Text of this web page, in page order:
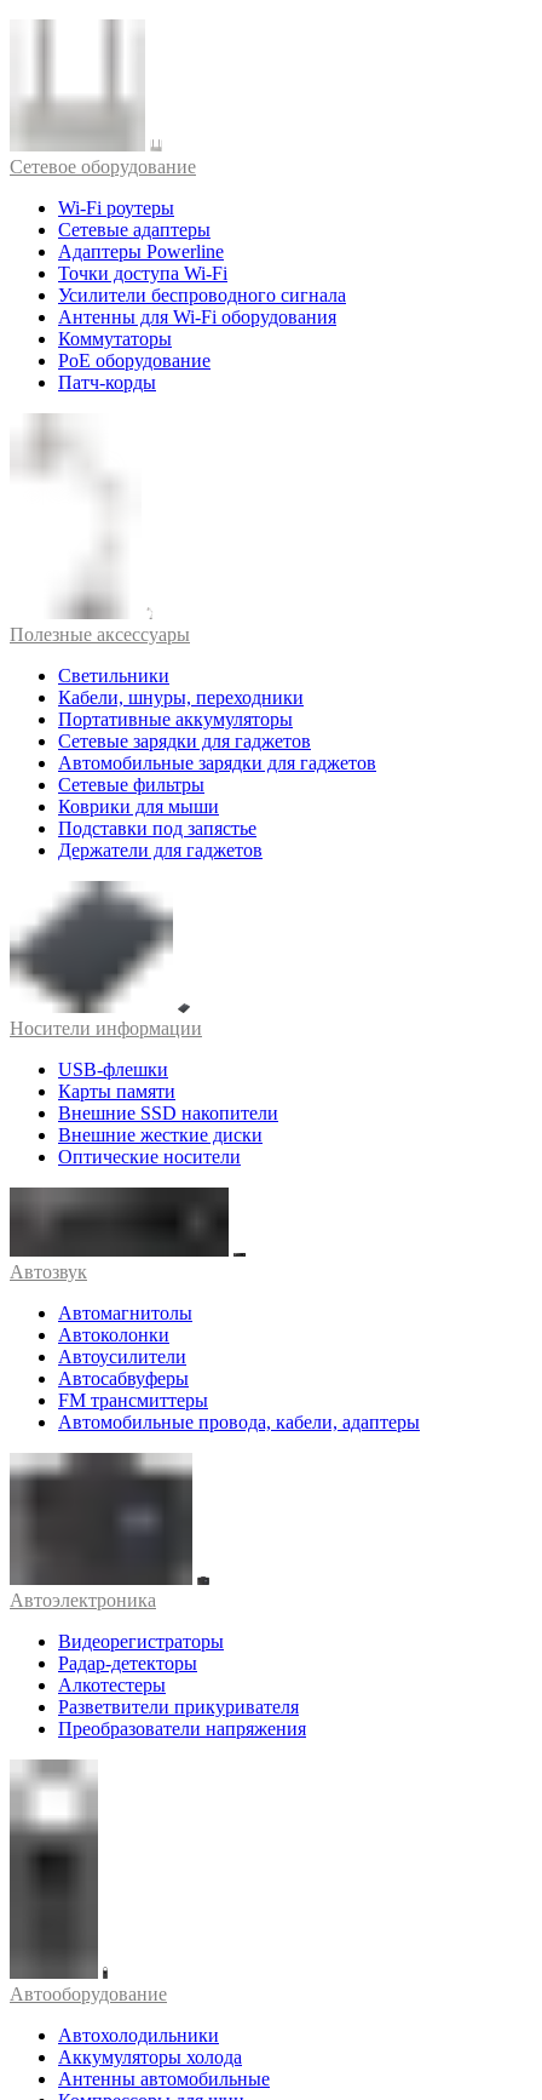
Cетевое оборудование
Wi-Fi роутеры
Сетевые адаптеры
Адаптеры Powerline
Точки доступа Wi-Fi
Усилители беспроводного сигнала
Антенны для Wi-Fi оборудования
Коммутаторы
PoE оборудование
Патч-корды
Полезные аксессуары
Светильники
Кабели, шнуры, переходники
Портативные аккумуляторы
Сетевые зарядки для гаджетов
Автомобильные зарядки для гаджетов
Сетевые фильтры
Коврики для мыши
Подставки под запястье
Держатели для гаджетов
Носители информации
USB-флешки
Карты памяти
Внешние SSD накопители
Внешние жесткие диски
Оптические носители
Автозвук
Автомагнитолы
Автоколонки
Автоусилители
Автосабвуферы
FM трансмиттеры
Автомобильные провода, кабели, адаптеры
Автоэлектроника
Видеорегистраторы
Радар-детекторы
Алкотестеры
Разветвители прикуривателя
Преобразователи напряжения
Автооборудование
Автохолодильники
Аккумуляторы холода
Антенны автомобильные